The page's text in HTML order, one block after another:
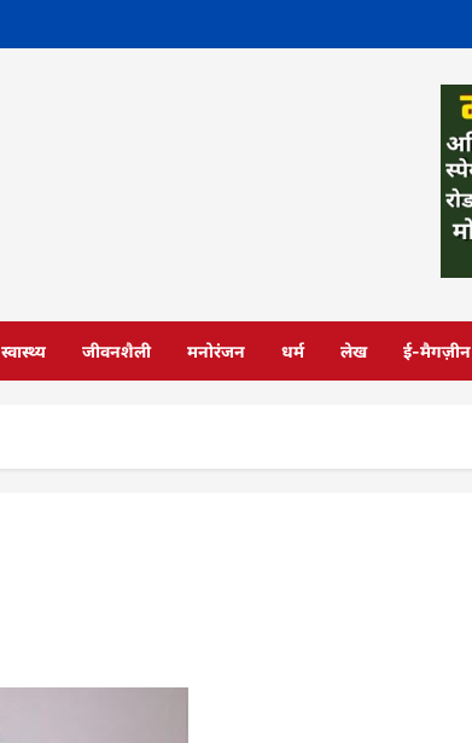
स्वास्थ्य जीवनशैली मनोरंजन धर्म लेख ई-मैगज़ीन